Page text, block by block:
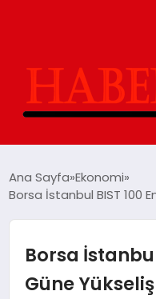
GÜNCEL
Ana Sayfa Ekonomi
Borsa İstanbul BIST 100
Borsa
Güne